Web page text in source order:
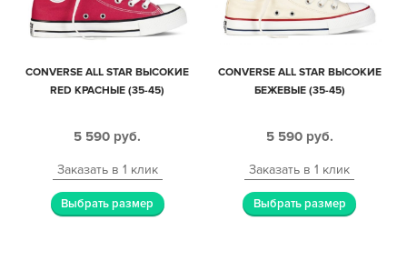
CONVERSE ALL STAR ВЫСОКИЕ
RED КРАСНЫЕ (35-45)
5 590 руб.
Заказать в 1 клик
Выбрать размер
CONVERSE ALL STAR ВЫСОКИЕ
БЕЖЕВЫЕ (35-45)
5 590 руб.
Заказать в 1 клик
Выбрать размер